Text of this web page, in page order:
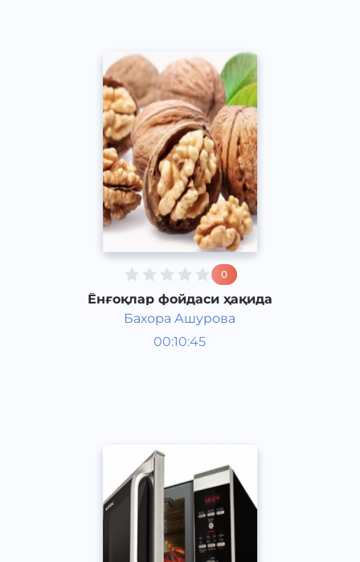
0
Ёнғоқлар фойдаси ҳақида
Бахора Ашурова
00:10:45
Таомлар